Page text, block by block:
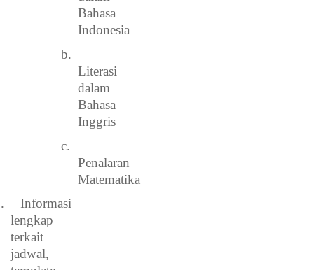
Bahasa
Indonesia
b.
Literasi
dalam
Bahasa
Inggris
c.
Penalaran
Matematika
Informasi
lengkap
terkait
jadwal,